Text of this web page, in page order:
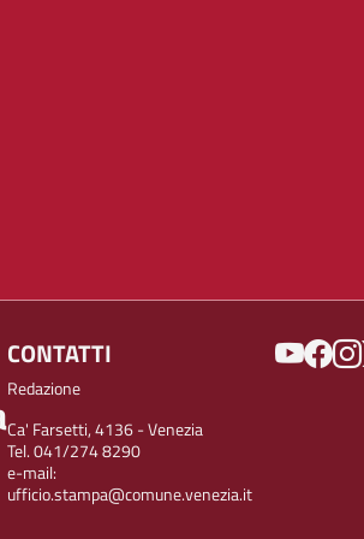
CONTATTI
Redazione
Ca' Farsetti, 4136 - Venezia
Tel. 041/274 8290
e-mail:
ufficio.stampa@comune.venezia.it